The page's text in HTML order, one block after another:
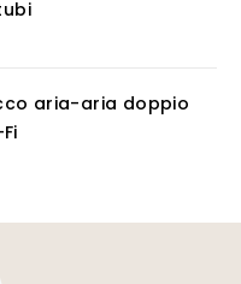
aria-aria doppio